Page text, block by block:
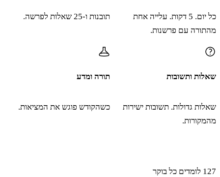
וַיַּרְא פִּינְחָס בֶּן אֶלְעָזָר בֶּן אַהֲרֹן הַכֹּהֵן וַיָּקָם
מִתּוֹךְ הָעֵדָה וַיִּקַּח רֹמַח בְּיָדוֹ׃
וַיָּבֹא אַחַר אִישׁ יִשְׂרָאֵל אֶל הַקֻּבָּה וַיִּדְקֹר
קֳבָתָהּ וַתֵּעָצַר הַמַּגֵּפָה מֵעַל בְּנֵי יִשְׂרָאֵל׃
כל יום. 5 דקות. עלייה אחת
מהתורה עם פרשנות.
תובנות ו-25 שאלות לפרשה.
שאלות ותשובות
שאלות גדולות. תשובות ישירות
מהמקורות.
תורה ומדע
כשהקודש פוגש את המציאות.
127 לומדים כל בוקר